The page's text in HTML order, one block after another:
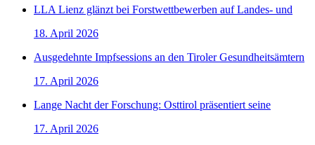
LLA Lienz glänzt bei Forstwettbewerben auf Landes- und
18. April 2026
Ausgedehnte Impfsessions an den Tiroler Gesundheitsämtern
17. April 2026
Lange Nacht der Forschung: Osttirol präsentiert seine
17. April 2026